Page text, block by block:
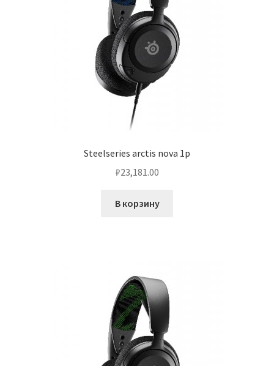
Steelseries arctis nova 1p
₽23,181.00
В корзину